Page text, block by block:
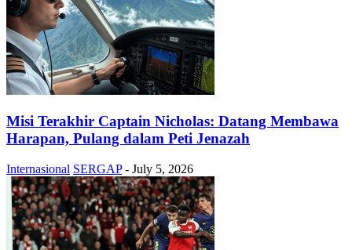
Misi Terakhir Captain Nicholas: Datang Membawa
Harapan, Pulang dalam Peti Jenazah
Internasional SERGAP - July 5, 2026